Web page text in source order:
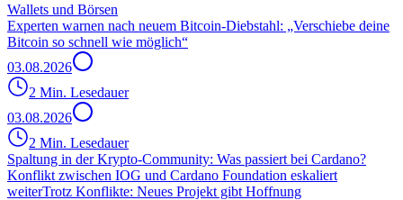
Wallets und Börsen
Experten warnen nach neuem Bitcoin-Diebstahl: „Verschiebe deine
Bitcoin so schnell wie möglich“
03.08.2026
2 Min. Lesedauer
03.08.2026
2 Min. Lesedauer
Spaltung in der Krypto-Community: Was passiert bei Cardano?
Konflikt zwischen IOG und Cardano Foundation eskaliert
weiterTrotz Konflikte: Neues Projekt gibt Hoffnung